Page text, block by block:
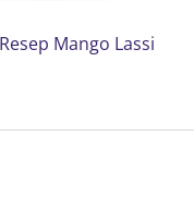
Resep Mango Lassi